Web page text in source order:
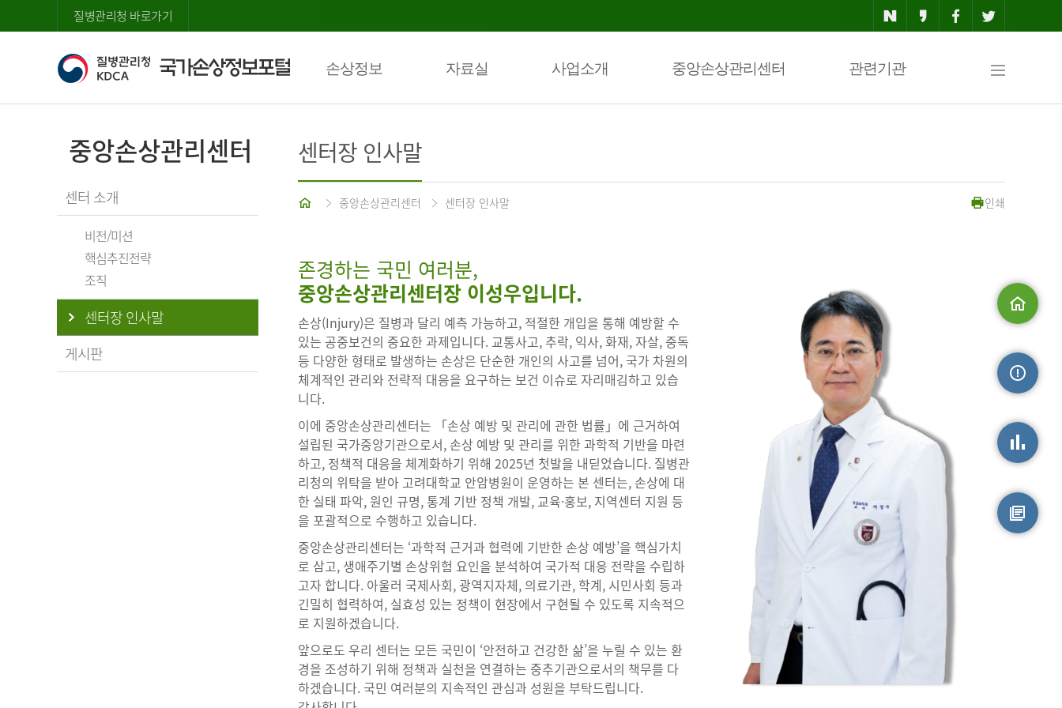
질병관리청 바로가기
손상정보 자료실 사업소개 중앙손상관리센터 관련기관
맵
중앙손상관리센터
센터 소개
비전/미션
핵심추진전략
조직
센터장 인사말
게시판
센터장 인사말
중앙손상관리센터 센터장 인사말 인쇄
존경하는 국민 여러분,
중앙손상관리센터장 이성우입니다.
손상(Injury)은 질병과 달리 예측 가능하고, 적절한 개입을 통해 예방할 수
있는 공중보건의 중요한 과제입니다. 교통사고, 추락, 익사, 화재, 자살, 중독
등 다양한 형태로 발생하는 손상은 단순한 개인의 사고를 넘어, 국가 차원의
체계적인 관리와 전략적 대응을 요구하는 보건 이슈로 자리매김하고 있습
니다.
이에 중앙손상관리센터는 「손상 예방 및 관리에 관한 법률」에 근거하여
설립된 국가중앙기관으로서, 손상 예방 및 관리를 위한 과학적 기반을 마련
하고, 정책적 대응을 체계화하기 위해 2025년 첫발을 내딛었습니다. 질병관
리청의 위탁을 받아 고려대학교 안암병원이 운영하는 본 센터는, 손상에 대
한 실태 파악, 원인 규명, 통계 기반 정책 개발, 교육·홍보, 지역센터 지원 등
을 포괄적으로 수행하고 있습니다.
중앙손상관리센터는 ‘과학적 근거과 협력에 기반한 손상 예방’을 핵심가치
로 삼고, 생애주기별 손상위험 요인을 분석하여 국가적 대응 전략을 수립하
고자 합니다. 아울러 국제사회, 광역지자체, 의료기관, 학계, 시민사회 등과
긴밀히 협력하여, 실효성 있는 정책이 현장에서 구현될 수 있도록 지속적으
로 지원하겠습니다.
앞으로도 우리 센터는 모든 국민이 ‘안전하고 건강한 삶’을 누릴 수 있는 환
경을 조성하기 위해 정책과 실천을 연결하는 중추기관으로서의 책무를 다
하겠습니다. 국민 여러분의 지속적인 관심과 성원을 부탁드립니다.